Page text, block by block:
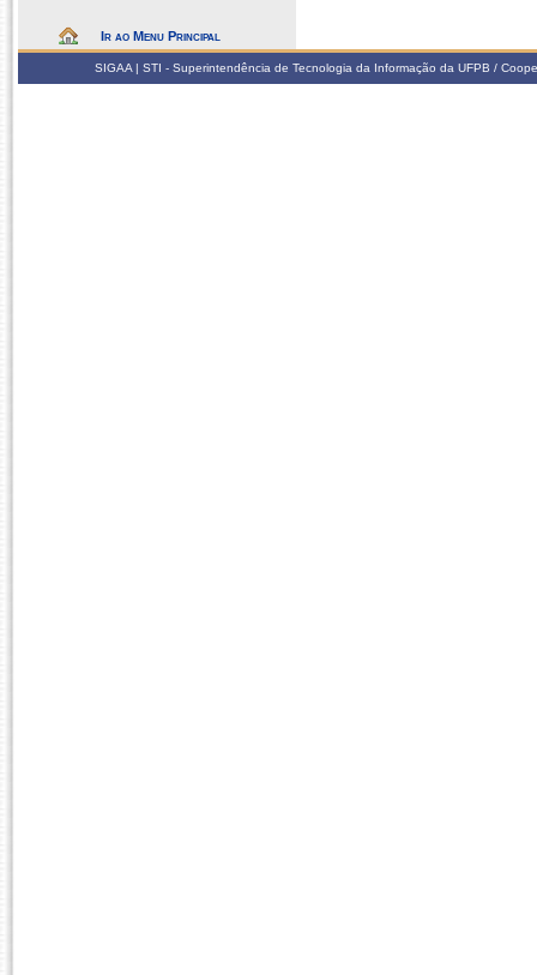
Ir ao Menu Principal
SIGAA | STI - Superintendência de Tecnologia da Informação da UFPB /